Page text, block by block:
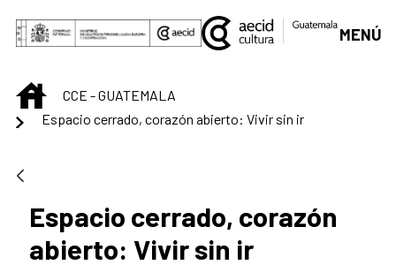
Skip to Main Content
MENÚ
INICIOCCE - GUATEMALA
Espacio cerrado, corazón abierto: Vivir sin ir
Espacio cerrado, corazón
abierto: Vivir sin ir